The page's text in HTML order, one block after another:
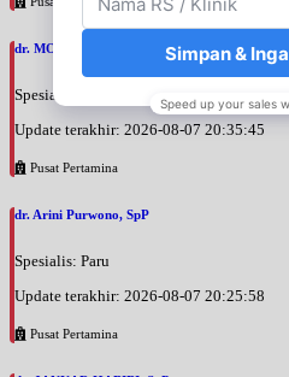
dr. MOCHAMAD PASHA, SpPD
Spesialis: Penyakit Dalam
Update terakhir: 2026-08-07 20:35:45
Pusat Pertamina
dr. Arini Purwono, SpP
Spesialis: Paru
Update terakhir: 2026-08-07 20:25:58
Pusat Pertamina